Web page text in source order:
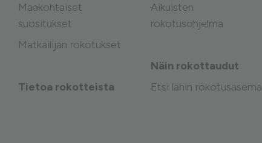
Maakohtaiset
suositukset
Matkailijan rokotukset
Tietoa rokotteista
Aikuisten
rokotusohjelma
Näin rokottaudut
Etsi lähin rokotusasema